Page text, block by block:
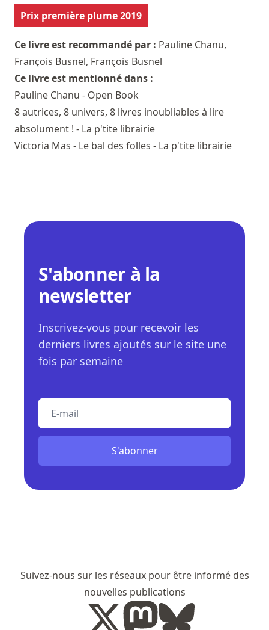
Prix première plume 2019
Ce livre est recommandé par : Pauline Chanu,
François Busnel, François Busnel
Ce livre est mentionné dans :
Pauline Chanu - Open Book
8 autrices, 8 univers, 8 livres inoubliables à lire
absolument ! - La p'tite librairie
Victoria Mas - Le bal des folles - La p'tite librairie
S'abonner à la
newsletter
Inscrivez-vous pour recevoir les
derniers livres ajoutés sur le site une
fois par semaine
S'abonner
Suivez-nous sur les réseaux pour être informé des
nouvelles publications